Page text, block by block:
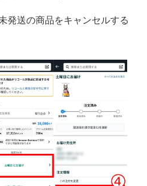
発送の商品をキャンセルする